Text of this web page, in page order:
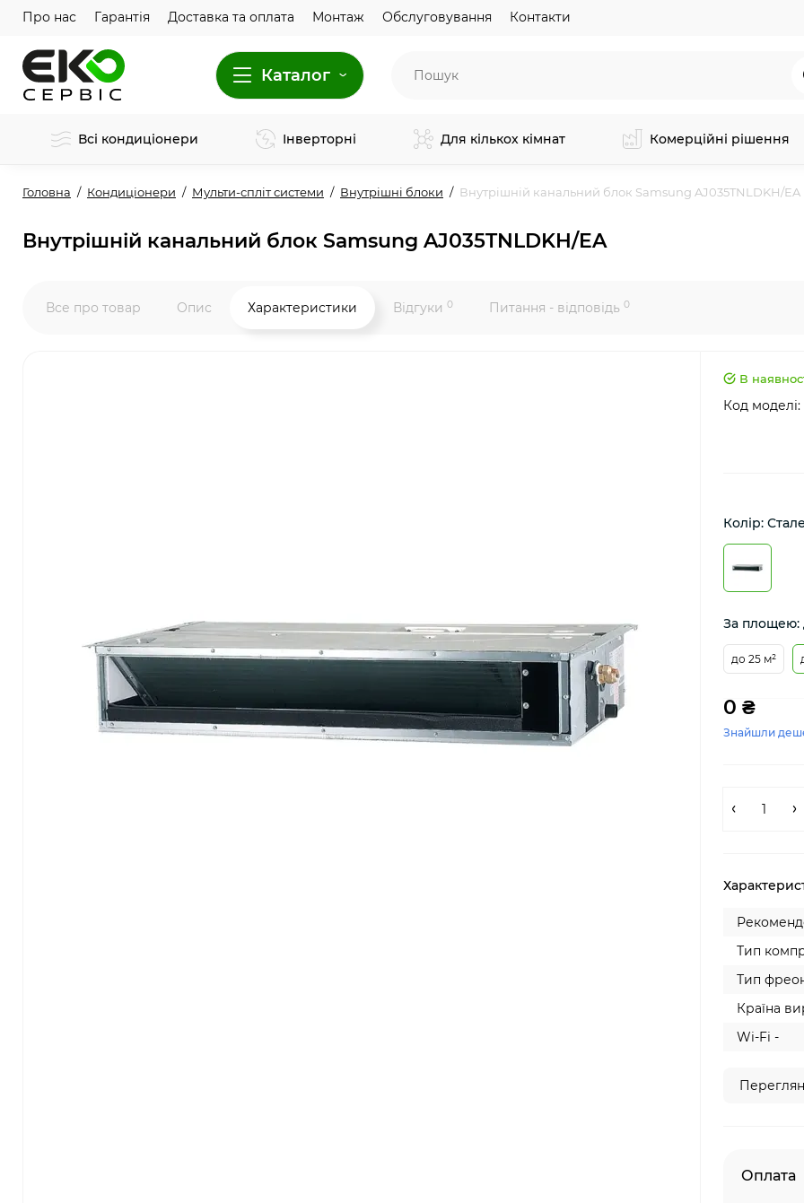
Про нас Гарантія Доставка та оплата Монтаж Обслуговування Контакти
Каталог
Всі кондиціонери Інверторні Для кількох кімнат Комерційні рішення
Головна Кондиціонери Мульти-спліт системи Внутрішні блоки Внутрішній канальний блок Samsung AJ035TNLDKH/EA
Внутрішній канальний блок Samsung AJ035TNLDKH/EA
Все про товар Опис Характеристики Відгуки 0 Питання - відповідь 0
В
Код моделі:
Колір:
За площею:
до 25 м²
0 ₴
Знайшли
Тип
Тип
Країна
Wi-Fi -
Оплата